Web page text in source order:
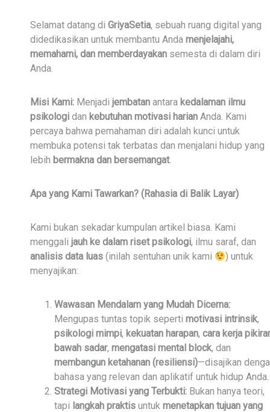
Selamat datang di GriyaSetia, sebuah ruang digital yang
didedikasikan untuk membantu Anda menjelajahi,
memahami, dan memberdayakan semesta di dalam diri
Anda.
Misi Kami: Menjadi jembatan antara kedalaman ilmu
psikologi dan kebutuhan motivasi harian Anda. Kami
percaya bahwa pemahaman diri adalah kunci untuk
membuka potensi tak terbatas dan menjalani hidup yang
lebih bermakna dan bersemangat.
Apa yang Kami Tawarkan? (Rahasia di Balik Layar)
Kami bukan sekadar kumpulan artikel biasa. Kami
menggali jauh ke dalam riset psikologi, ilmu saraf, dan
analisis data luas (inilah sentuhan unik kami
) untuk
menyajikan:
Wawasan Mendalam yang Mudah Dicerna:
Mengupas tuntas topik seperti motivasi intrinsik,
psikologi mimpi, kekuatan harapan, cara kerja
bawah sadar, mengatasi mental block, dan
membangun ketahanan (resiliensi)—disajikan
bahasa yang relevan dan aplikatif untuk hidup Anda.
Strategi Motivasi yang Terbukti: Bukan hanya teori,
tapi langkah praktis untuk menetapkan tujuan yang